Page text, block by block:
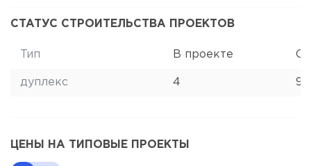
СТАТУС СТРОИТЕЛЬСТВА ПРОЕКТОВ
Тип В проекте
дуплекс 4 9
ЦЕНЫ НА ТИПОВЫЕ ПРОЕКТЫ